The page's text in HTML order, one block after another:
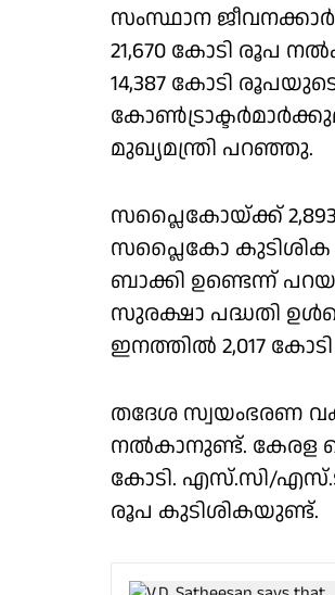
സംസ്ഥാന
21,670 കോടി രൂപ
14,387 കോടി
മുഖ്യമന്ത്രി പറഞ്ഞു.
സപ്ലൈകോയ്ക്ക്
സപ്ലൈകോ
ബാക്കി ഉണ്ടെന്ന്
സുരക്ഷാ പദ്ധതി
ഇനത്തിൽ 2,017
തദേശ സ്വയംഭരണ
നൽകാനുണ്ട്. കേരള
കോടി. എസ്‌.സി/
രൂപ കുടിശികയുണ്ട്.